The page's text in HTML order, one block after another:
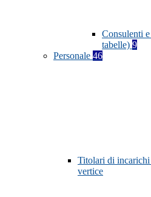
Consulenti
tabelle) 9
Personale 46
Titolari di
vertice